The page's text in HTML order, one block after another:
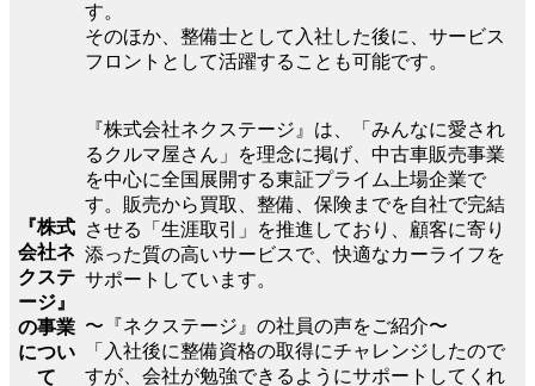
す。
そのほか、整備士として入社した後に、サービス
フロントとして活躍することも可能です。
『株式
会社ネ
クステ
ージ』
の事業
につい
て
『株式会社ネクステージ』は、「みんなに愛され
るクルマ屋さん」を理念に掲げ、中古車販売事業
を中心に全国展開する東証プライム上場企業で
す。販売から買取、整備、保険までを自社で完結
させる「生涯取引」を推進しており、顧客に寄り
添った質の高いサービスで、快適なカーライフを
サポートしています。
〜『ネクステージ』の社員の声をご紹介〜
「入社後に整備資格の取得にチャレンジしたので
すが、会社が勉強できるようにサポートしてくれ